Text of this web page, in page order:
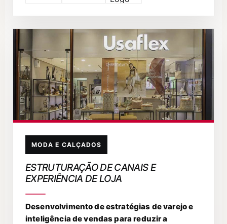
MODA E CALÇADOS
ESTRUTURAÇÃO DE CANAIS E
EXPERIÊNCIA DE LOJA
Desenvolvimento de estratégias de varejo e
inteligência de vendas para reduzir a